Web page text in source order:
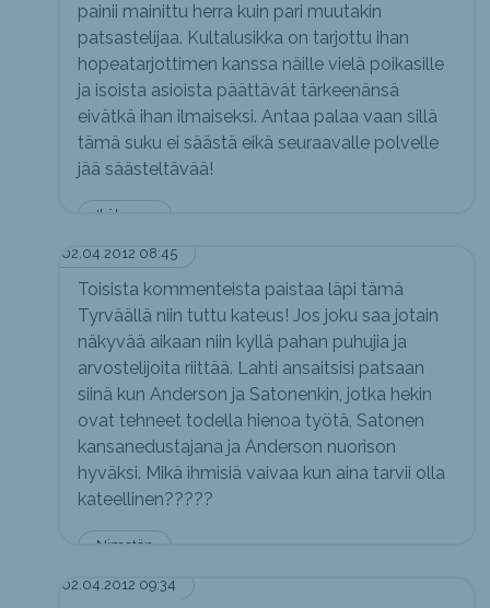
Ikäloppu
painii mainittu herra kuin pari muutakin
patsastelijaa. Kultalusikka on tarjottu ihan
hopeatarjottimen kanssa näille vielä poikasille
ja isoista asioista päättävät tärkeenänsä
eivätkä ihan ilmaiseksi. Antaa palaa vaan sillä
tämä suku ei säästä eikä seuraavalle polvelle
jää säästeltävää!
02.04.2012 08:45
Nimetön
Toisista kommenteista paistaa läpi tämä
Tyrväällä niin tuttu kateus! Jos joku saa jotain
näkyvää aikaan niin kyllä pahan puhujia ja
arvostelijoita riittää. Lahti ansaitsisi patsaan
siinä kun Anderson ja Satonenkin, jotka hekin
ovat tehneet todella hienoa työtä, Satonen
kansanedustajana ja Anderson nuorison
hyväksi. Mikä ihmisiä vaivaa kun aina tarvii olla
kateellinen?????
02.04.2012 09:34